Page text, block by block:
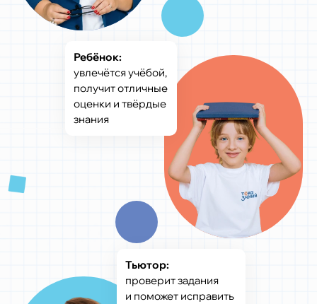
Ребёнок:
увлечётся учёбой,
получит отличные
оценки и твёрдые
знания
Тьютор:
проверит задания
и поможет исправить